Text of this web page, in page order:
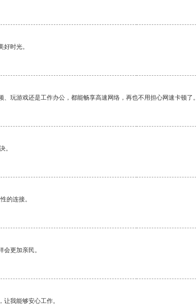
时光。
玩游戏还是工作办公，都能畅享高速网络，再也不用担心网速卡顿了。
。
的连接。
更加亲民。
我能够安心工作。